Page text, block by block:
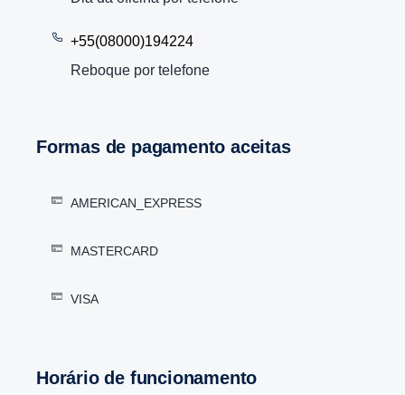
+55(08000)194224
Reboque por telefone
Formas de pagamento aceitas
AMERICAN_EXPRESS
MASTERCARD
VISA
Horário de funcionamento